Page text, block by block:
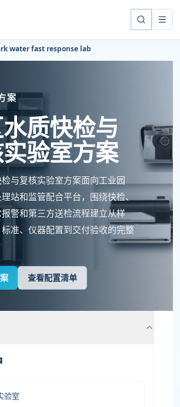
water fast response lab
案
质快检与
验室方案
与复核实验室方案面向工业园
站和监管配合平台，围绕快检、
警和第三方送检流程建立从样
准、仪器配置到交付验收的完整
查看配置清单
验室